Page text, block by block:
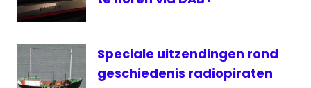
Speciale uitzendingen rond
geschiedenis radiopiraten